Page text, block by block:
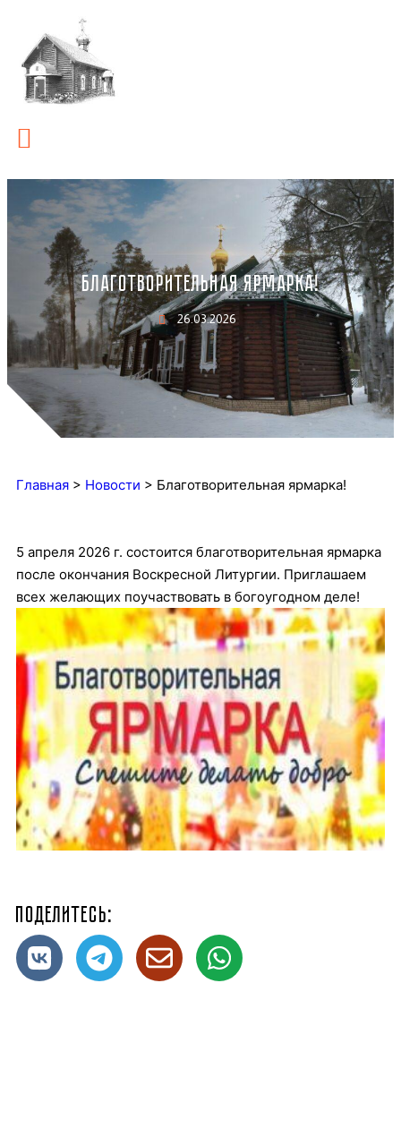
БЛАГОТВОРИТЕЛЬНАЯ ЯРМАРКА!
26.03.2026
Главная > Новости > Благотворительная ярмарка!
5 апреля 2026 г. состоится благотворительная ярмарка
после окончания Воскресной Литургии. Приглашаем
всех желающих поучаствовать в богоугодном деле!
Поделитесь: